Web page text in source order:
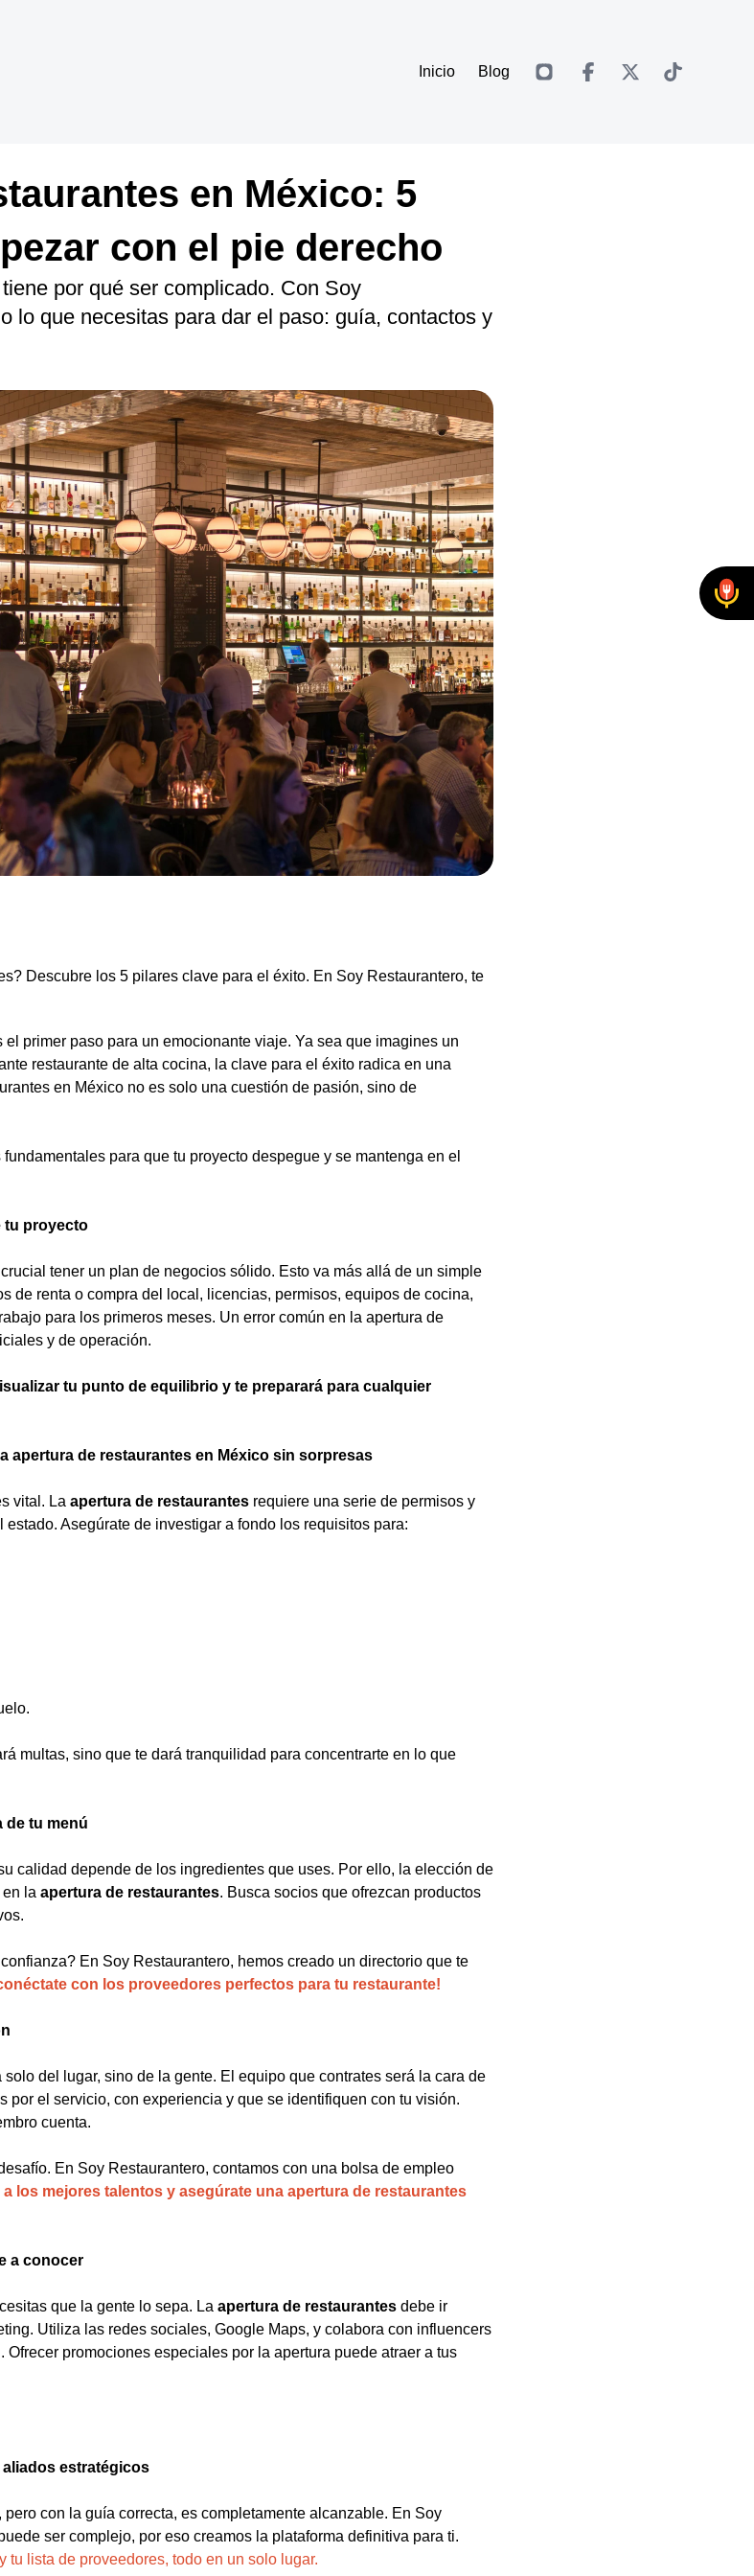
Inicio Blog
en México: 5
con el pie derecho
por qué ser complicado. Con Soy
lo que necesitas para dar el paso: guía, contactos y
Descubre los 5 pilares clave para el éxito. En Soy Restaurantero, te
primer paso para un emocionante viaje. Ya sea que imagines un
restaurante de alta cocina, la clave para el éxito radica en una
en México no es solo una cuestión de pasión, sino de
para que tu proyecto despegue y se mantenga en el
tu proyecto
tener un plan de negocios sólido. Esto va más allá de un simple
de renta o compra del local, licencias, permisos, equipos de cocina,
para los primeros meses. Un error común en la apertura de
y de operación.
tu punto de equilibrio y te preparará para cualquier
apertura de restaurantes en México sin sorpresas
vital. La apertura de restaurantes requiere una serie de permisos y
Asegúrate de investigar a fondo los requisitos para:
multas, sino que te dará tranquilidad para concentrarte en lo que
de tu menú
calidad depende de los ingredientes que uses. Por ello, la elección de
la apertura de restaurantes. Busca socios que ofrezcan productos
En Soy Restaurantero, hemos creado un directorio que te
con los proveedores perfectos para tu restaurante!
solo del lugar, sino de la gente. El equipo que contrates será la cara de
por el servicio, con experiencia y que se identifiquen con tu visión.
cuenta.
En Soy Restaurantero, contamos con una bolsa de empleo
a los mejores talentos y asegúrate una apertura de restaurantes
a conocer
que la gente lo sepa. La apertura de restaurantes debe ir
Utiliza las redes sociales, Google Maps, y colabora con influencers
promociones especiales por la apertura puede atraer a tus
estratégicos
pero con la guía correcta, es completamente alcanzable. En Soy
ser complejo, por eso creamos la plataforma definitiva para ti.
tu lista de proveedores, todo en un solo lugar.